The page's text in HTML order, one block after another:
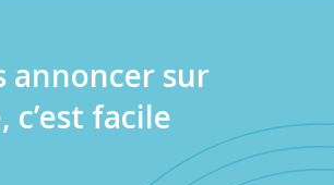
annoncer sur
facile